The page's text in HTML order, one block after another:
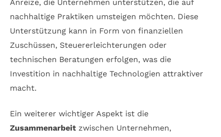
Anreize, die Unternehmen unterstützen, die auf
nachhaltige Praktiken umsteigen möchten. Diese
Unterstützung kann in Form von finanziellen
Zuschüssen, Steuererleichterungen oder
technischen Beratungen erfolgen, was die
Investition in nachhaltige Technologien attraktiver
macht.
Ein weiterer wichtiger Aspekt ist die
Zusammenarbeit zwischen Unternehmen,